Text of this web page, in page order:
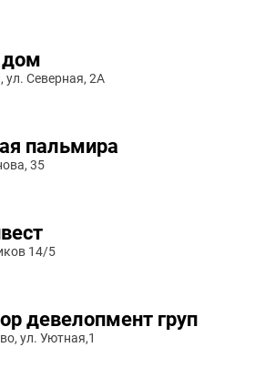
дом
ул. Северная, 2А
пальмира
35
14/5
девелопмент груп
ул. Уютная,1